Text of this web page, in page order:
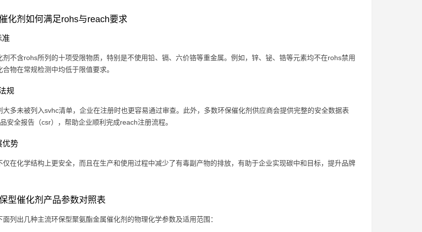
化剂如何满足rohs与reach要求
准
剂不含rohs所列的十项受限物质，特别是不使用铅、镉、六价铬等重金属。例如，锌、铋、锆等元素均不在rohs禁用
物在常规检测中均低于限值要求。
规
大多未被列入svhc清单，企业在注册时也更容易通过审查。此外，多数环保催化剂供应商会提供完整的安全数据表
品安全报告（csr），帮助企业顺利完成reach注册流程。
优势
仅在化学结构上更安全，而且在生产和使用过程中减少了有毒副产物的排放，有助于企业实现碳中和目标，提升品牌
型催化剂产品参数对照表
面列出几种主流环保型聚氨酯金属催化剂的物理化学参数及适用范围：